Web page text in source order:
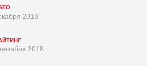
2018
2018